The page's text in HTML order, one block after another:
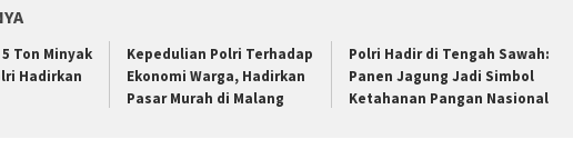
Ton Minyak
Hadirkan
Kepedulian Polri Terhadap
Ekonomi Warga, Hadirkan
Pasar Murah di Malang
Polri Hadir di Tengah Sawah:
Panen Jagung Jadi Simbol
Ketahanan Pangan Nasional